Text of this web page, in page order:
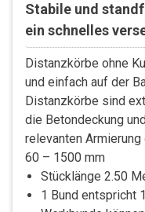
Stabile und
ein schnelles
Distanzkörbe ohne
und einfach auf der
Distanzkörbe sind
die Betondeckung
relevanten
60 – 1500 mm
Stücklänge 2.50
1 Bund entspricht